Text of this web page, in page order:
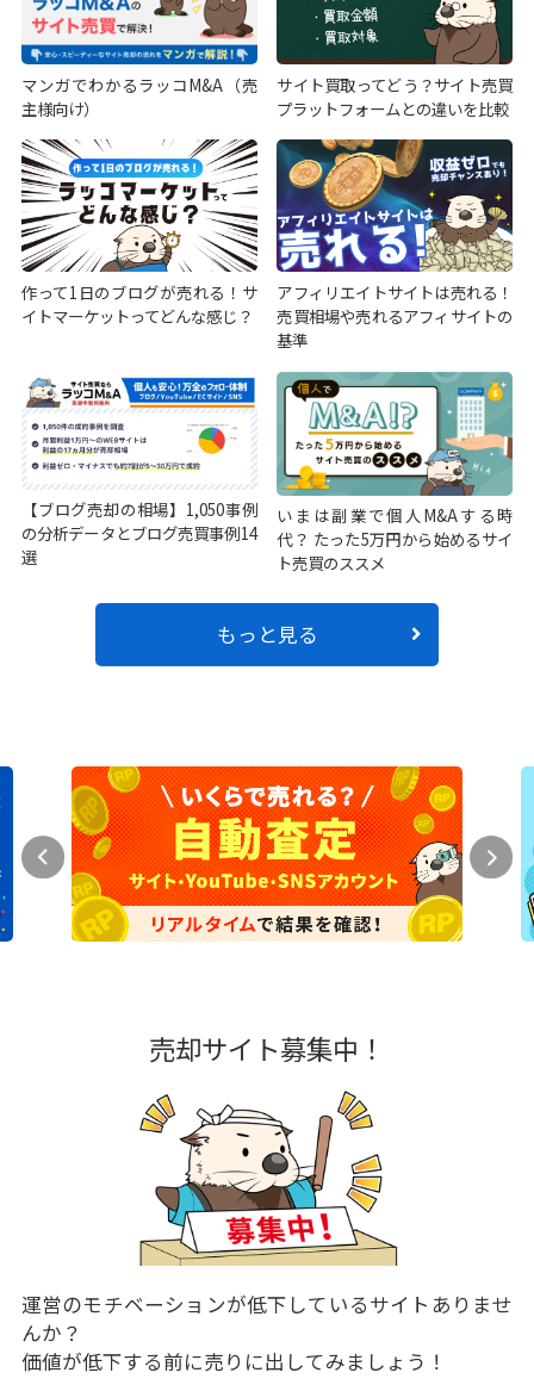
マンガでわかるラッコM&A（売
主様向け）
サイト買取ってどう？サイト売買
プラットフォームとの違いを比較
作って1日のブログが売れる！サ
イトマーケットってどんな感じ？
アフィリエイトサイトは売れる！
売買相場や売れるアフィサイトの
基準
【ブログ売却の相場】1,050事例
の分析データとブログ売買事例14
選
いまは副業で個人M&Aする時
代？ たった5万円から始めるサイ
ト売買のススメ
もっと見る
売却サイト募集中！
運営のモチベーションが低下しているサイトありませ
んか？
価値が低下する前に売りに出してみましょう！